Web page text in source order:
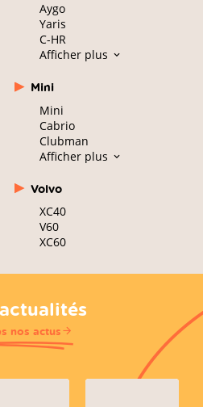
Aygo
Yaris
C-HR
Afficher plus
Mini
Mini
Cabrio
Clubman
Afficher plus
Volvo
XC40
V60
XC60
nos actus